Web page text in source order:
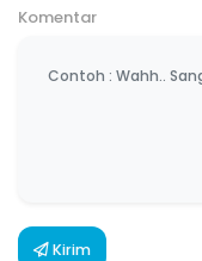
Komentar
Kirim